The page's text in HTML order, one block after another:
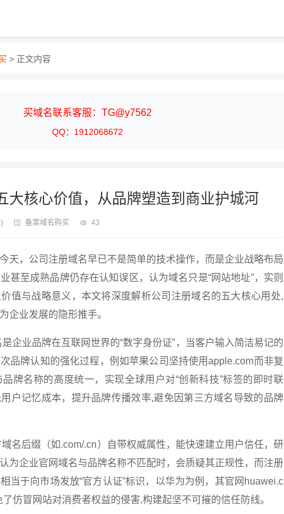
> 正文内容
买域名联系客服：TG@y7562
QQ：1912068672
大核心价值，从品牌塑造到商业护城河
备案域名购买 43
天，公司注册域名早已不是简单的技术操作，而是企业战略布局
甚至成熟品牌仍存在认知误区，认为域名只是“网站地址”，实则
值与战略意义，本文将深度解析公司注册域名的五大核心用处,
企业发展的隐形推手。
企业品牌在互联网世界的“数字身份证”，当客户输入简洁易记的
品牌认知的强化过程，例如苹果公司坚持使用apple.com而非复
牌名称的高度统一，实现全球用户对“创新科技”标签的即时联
户记忆成本，提升品牌传播效率,避免因第三方域名导致的品牌
名后缀（如.com/.cn）自带权威属性，能快速建立用户信任，研
为企业官网域名与品牌名称不匹配时，会质疑其正规性，而注册
当于向市场发放“官方认证”标识，以华为为例，其官网huawei.c
仿冒网站对消费者权益的侵害,构建起坚不可摧的信任防线。